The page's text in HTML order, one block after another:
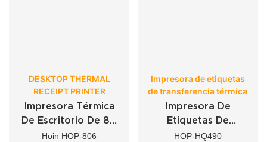
DESKTOP THERMAL
RECEIPT PRINTER
Impresora Térmica
De Escritorio De 80
Mm Inalámbrica
Hoin HOP-806
Impresora de etiquetas
de transferencia térmica
Impresora De
Etiquetas De
Transferencia
HOP-HQ490